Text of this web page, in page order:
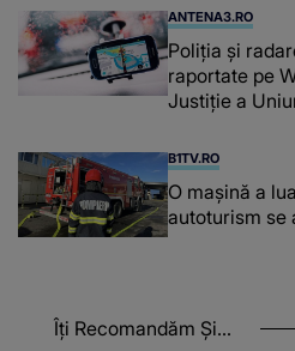
ANTENA3.RO
Poliţia şi
raportate pe
Justiție a
B1TV.RO
O maşină a
autoturism se
Îți Recomandăm Și...